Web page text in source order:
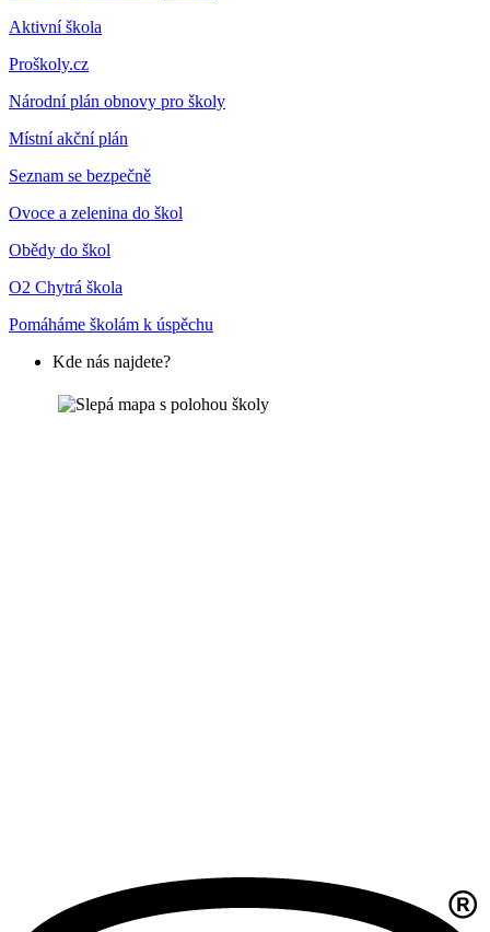
Aktivní škola
Proškoly.cz
Národní plán obnovy pro školy
Místní akční plán
Seznam se bezpečně
Ovoce a zelenina do škol
Obědy do škol
O2 Chytrá škola
Pomáháme školám k úspěchu
Kde nás najdete?